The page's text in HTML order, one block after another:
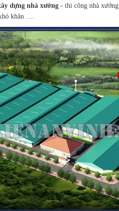
dựng nhà xưởng- thi công nhà
khăn ….